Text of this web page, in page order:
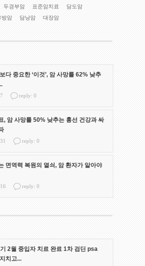
두경부암 표준암치료
담도암
방암 담낭암 대장암
다 중요한 ‘이것’, 암 사망률 62% 낮추
reply: 0
, 암 사망률 50% 낮추는 흉선 건강과 싸
reply: 0
면역력 복원의 열쇠, 암 환자가 알아야
reply: 0
2월 중입자 치료 완료 1차 검딘 psa
치고...